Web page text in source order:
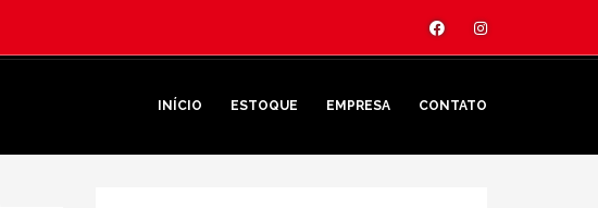
INÍCIO ESTOQUE EMPRESA CONTATO